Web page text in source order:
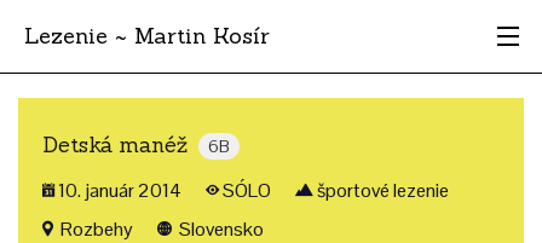
Lezenie ~ Martin Kosír
Najhodnotnejšie
Krajina
Detská manéž 6B
10. január 2014 SÓLO
športové lezenie
Rozbehy
Slovensko